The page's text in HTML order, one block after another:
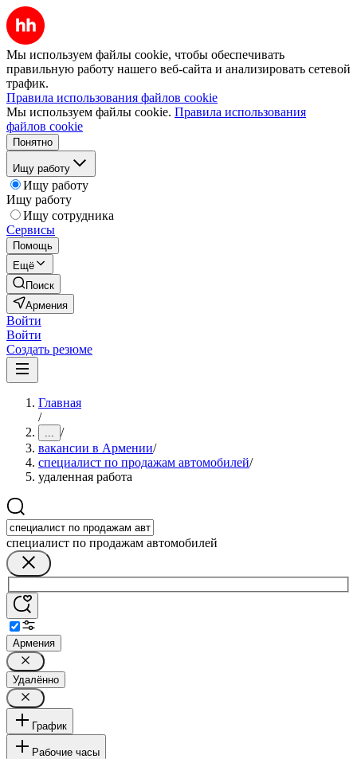
Мы используем файлы cookie, чтобы обеспечивать
правильную работу нашего веб-сайта и анализировать сетевой
трафик.
Правила использования файлов cookie
Мы используем файлы cookie. Правила использования
файлов cookie
Понятно
Ищу работу
Ищу работу
Ищу работу
Ищу сотрудника
Сервисы
Помощь
Ещё
Поиск
Армения
Войти
Войти
Создать резюме
Главная
/
... /
вакансии в Армении/
специалист по продажам автомобилей/
удаленная работа
специалист по продажам автомобилей
Армения
Удалённо
График
Рабочие часы